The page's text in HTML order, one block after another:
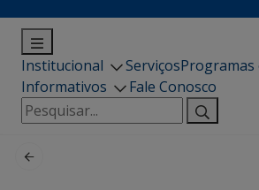
Institucional ServiçosProgramas
Informativos
Fale Conosco
Pesquisar
por: